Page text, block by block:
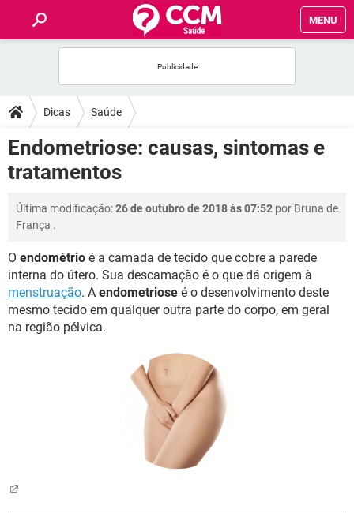
MENU
FÓRUM
SAÚDE
FAMÍLIA
NUTRIÇÃO
BEM-ESTAR
SEXUALIDADE
Dicas Saúde
Endometriose: causas, sintomas e
tratamentos
Última modificação:26 de outubro de 2018 às 07:52 por Bruna de
França .
O endométrio é a camada de tecido que cobre a parede
interna do útero. Sua descamação é o que dá origem à
menstruação. A endometriose é o desenvolvimento deste
mesmo tecido em qualquer outra parte do corpo, em geral
na região pélvica.